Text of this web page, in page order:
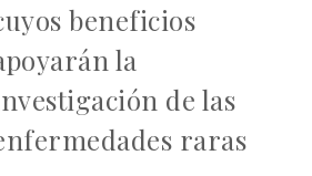
beneficios
la
de las
raras